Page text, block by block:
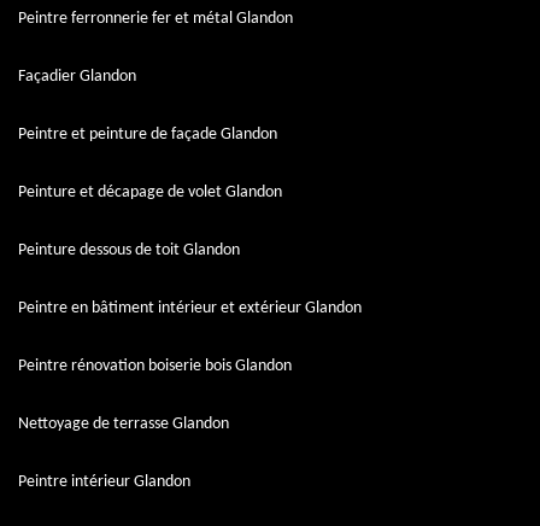
Peintre ferronnerie fer et métal Glandon
Façadier Glandon
Peintre et peinture de façade Glandon
Peinture et décapage de volet Glandon
Peinture dessous de toit Glandon
Peintre en bâtiment intérieur et extérieur Glandon
Peintre rénovation boiserie bois Glandon
Nettoyage de terrasse Glandon
Peintre intérieur Glandon